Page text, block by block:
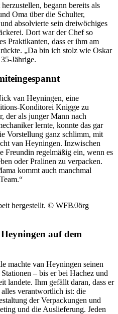
begann bereits als
Oma über die Schulter,
absolvierte sein dreiwöchiges
Dort war der Chef so
Praktikanten, dass er ihm am
„Da bin ich stolz wie Oskar
Jährige.
van Heyningen, eine
Konditorei Knigge zu
der als junger Mann nach
lernte, konnte das gar
Vorstellung ganz schlimm, mit
van Heyningen. Inzwischen
Freundin regelmäßig ein, wenn es
oder Pralinen zu verpacken.
kommt auch manchmal
hergestellt. © WFB/Jörg
auf dem
machte van Heyningen seinen
– bis er bei Hachez und
landete. Ihm gefällt daran, dass er
verantwortlich ist: die
der Verpackungen und
und die Auslieferung. Jeden